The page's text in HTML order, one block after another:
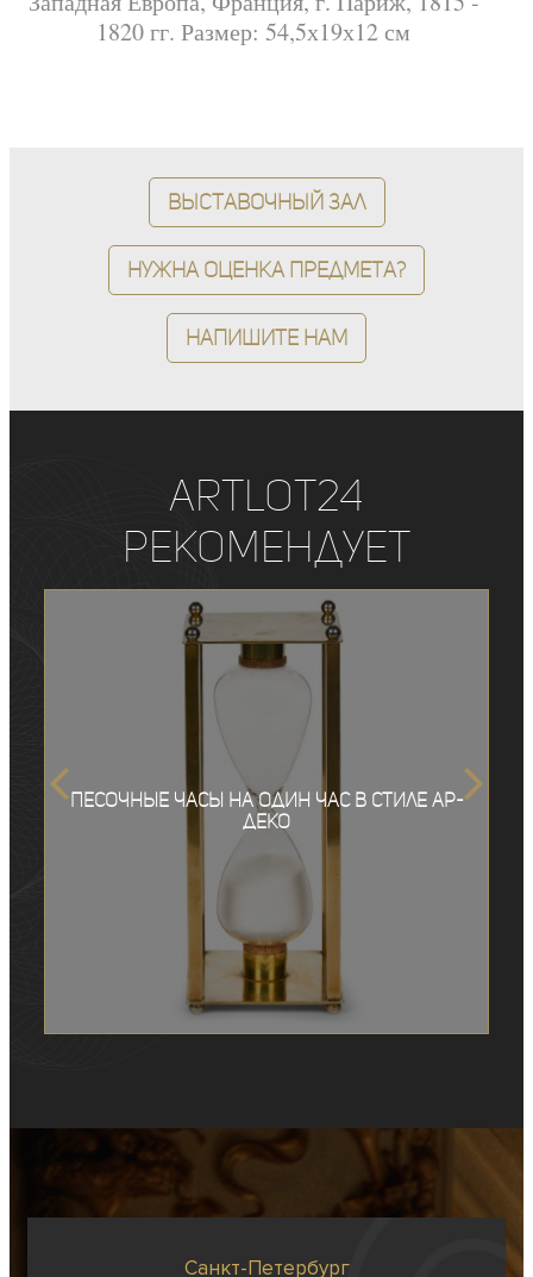
1820 гг. Размер: 54,5х19х12 см
Выставочный зал
Нужна оценка предмета?
Напишите нам
ArtLot24
рекомендует
Песочные часы на один час в стиле ар-
деко
Санкт-Петербург